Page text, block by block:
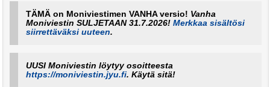
TÄMÄ on Moniviestimen VANHA versio! Vanha
Moniviestin SULJETAAN 31.7.2026!Merkkaa sisältösi
siirrettäväksi uuteen.
UUSI Moniviestin löytyy osoitteesta
https://moniviestin.jyu.fi. Käytä sitä!